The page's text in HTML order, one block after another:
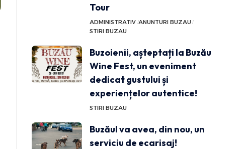
Tour
ADMINISTRATIV ANUNTURI BUZAU
STIRI BUZAU
Buzoienii, așteptați la Buzău
Wine Fest, un eveniment
dedicat gustului și
experiențelor autentice!
STIRI BUZAU
Buzăul va avea, din nou, un
serviciu de ecarisaj!